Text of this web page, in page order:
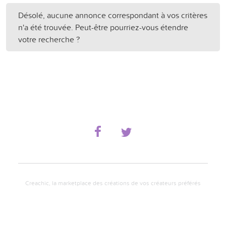
Désolé, aucune annonce correspondant à vos critères
n'a été trouvée. Peut-être pourriez-vous étendre
votre recherche ?
Creachic, la marketplace des créations de vos créateurs préférés